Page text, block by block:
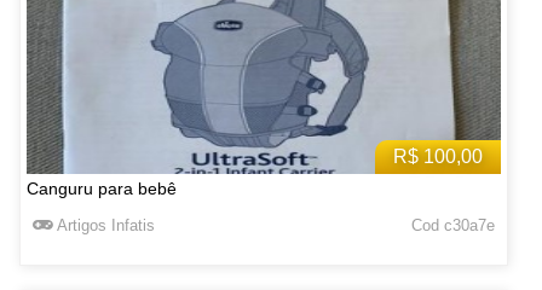
R$ 100,00
Canguru para bebê
Artigos Infatis Cod c30a7e